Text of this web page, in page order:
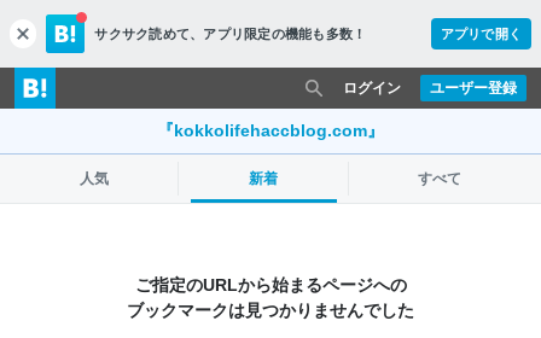
c
l
o
s
サクサク読めて、 アプリ限定の機能も多数！ アプリで開く
ユーザー登録
ログイン
『kokkolifehaccblog.com』
人気 新着 すべて
ご指定のURLから始まるページへの
ブックマークは見つかりませんでした